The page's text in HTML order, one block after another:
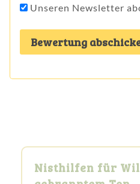
Unseren Newsletter
Nisthilfen für